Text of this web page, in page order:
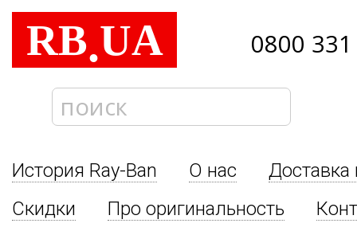
RB.UA 0800
История Ray-Ban О нас
Доставка
Скидки
Про оригинальность